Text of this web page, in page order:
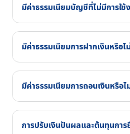
มีค่าธรรมเนียมบัญชีที่ไม่มีการใช้
มีค่าธรรมเนียมการฝากเงินหรือไ
มีค่าธรรมเนียมการถอนเงินหรือไ
การปรับเงินปันผลและต้นทุนการ